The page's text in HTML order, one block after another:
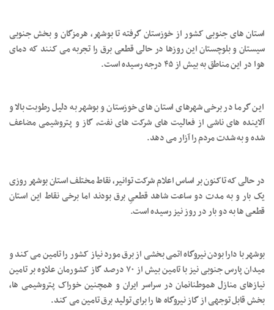
استان های جنوبی کشور از خوزستان گرفته تا بوشهر، هرمزگان و بخش جنوبی
سیستان و بلوچستان این روزها در حالی قطعی برق را تجربه می کنند که دمای
هوا در این مناطق به بیش از ۴۵ درجه رسیده است.
این گرما در برخی شهرهای استان های خوزستان و بوشهر به دلیل رطوبت بالا و
آلاینده های ناشی از فعالیت های شرکت های نفت، گاز و پتروشیمی مضاعف
شده و به شدت مردم را آزار می دهد.
در حالی که تاکنون بر اساس اعلام شرکت توانیر، نقاط مختلف استان بوشهر روزی
یک بار و به مدت دو ساعت شاهد قطعیِ برق بودند اما برخی نقاط این استان
قطعی ها به دو بار در روز نیز رسیده است.
بوشهر با دارا بودن نیروگاه اتمی بخشی از برق مورد نیاز کشور را تامین می کند و
میدان پارس جنوبی نیز با تامین بیش از ۷۰ درصد گاز کشورمان علاوه بر تامین
نیازهای منازل هموطنانمان در سراسر ایران و همچنین خوراک پتروشیمی ها،
بخش قابل توجهی از گاز نیروگاه ها را برای تولید برق تامین می کند.